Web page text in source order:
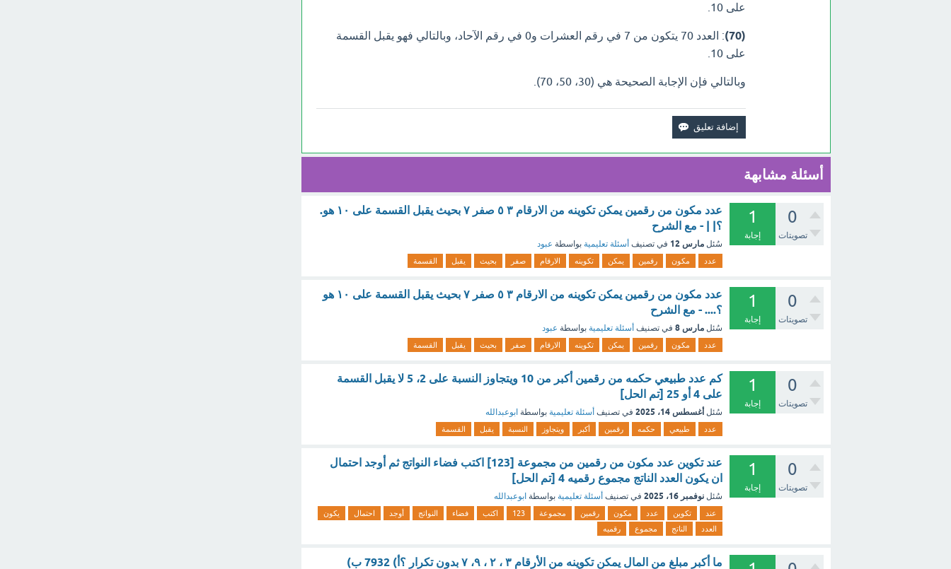
على 10.
(70)
: العدد 70 يتكون من 7 في رقم العشرات و0 في رقم الآحاد، وبالتالي فهو يقبل القسمة
على 10.
وبالتالي فإن الإجابة الصحيحة هي (30، 50، 70).
أسئلة مشابهة
0
تصويتات
1
إجابة
عدد مكون من رقمين يمكن تكوينه من الارقام ٣ ٥ صفر ٧ بحيث يقبل القسمة على ١٠ هو.
؟| | - مع الشرح
سُئل مارس 12 في تصنيف أسئلة تعليمية بواسطة عبود
عدد مكون رقمين يمكن تكوينه الارقام صفر بحيث يقبل القسمة
0
تصويتات
1
إجابة
عدد مكون من رقمين يمكن تكوينه من الارقام ٣ ٥ صفر ٧ بحيث يقبل القسمة على ١٠ هو
؟.... - مع الشرح
سُئل مارس 8 في تصنيف أسئلة تعليمية بواسطة عبود
عدد مكون رقمين يمكن تكوينه الارقام صفر بحيث يقبل القسمة
0
تصويتات
1
إجابة
كم عدد طبيعي حكمه من رقمين أكبر من 10 ويتجاوز النسبة على 2، 5 لا يقبل القسمة
على 4 أو 25 [تم الحل]
سُئل أغسطس 14، 2025 في تصنيف أسئلة تعليمية بواسطة ابوعبدالله
عدد طبيعي حكمه رقمين أكبر ويتجاوز النسبة يقبل القسمة
0
تصويتات
1
إجابة
عند تكوين عدد مكون من رقمين من مجموعة [123] اكتب فضاء النواتج ثم أوجد احتمال
ان يكون العدد الناتج مجموع رقميه 4 [تم الحل]
سُئل نوفمبر 16، 2025 في تصنيف أسئلة تعليمية بواسطة ابوعبدالله
عند تكوين عدد مكون رقمين مجموعة 123 اكتب فضاء النواتج أوجد احتمال
يكون
العدد
الناتج مجموع رقميه
ما أكبر مبلغ من المال يمكن تكوينه من الأرقام ۳ ، ۲ ، ۹، ۷ بدون تكرار ؟أ) 7932 ب)